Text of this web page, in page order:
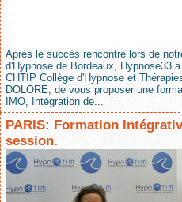
Après le succès rencontré lors de
d'Hypnose de Bordeaux, Hypnose33
CHTIP Collège d'Hypnose et
DOLORE, de vous proposer une
IMO, Intégration de...
PARIS: Formation
session.